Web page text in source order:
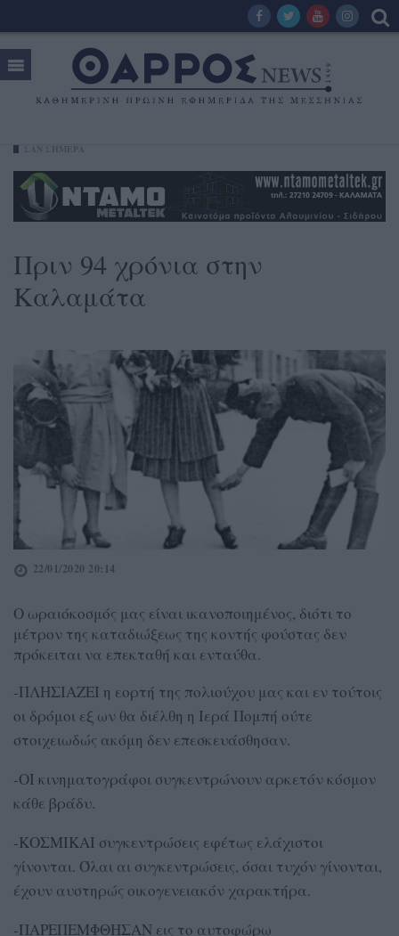
Πριν 94 χρόνια στην
Καλαμάτα
22/01/2020 20:14
Ο ωραιόκοσμός μας είναι ικανοποιημένος, διότι το
μέτρον της καταδιώξεως της κοντής φούστας δεν
πρόκειται να επεκταθή και ενταύθα.
-ΠΛΗΣΙΑΖΕΙ η εορτή της πολιούχου μας και εν τούτοις
οι δρόμοι εξ ων θα διέλθη η Ιερά Πομπή ούτε
στοιχειωδώς ακόμη δεν επεσκευάσθησαν.
-ΟΙ κινηματογράφοι συγκεντρώνουν αρκετόν κόσμον
κάθε βράδυ.
-ΚΟΣΜΙΚΑΙ συγκεντρώσεις εφέτως ελάχιστοι
γίνονται. Όλαι αι συγκεντρώσεις, όσαι τυχόν γίνονται,
έχουν αυστηρώς οικογενειακόν χαρακτήρα.
-ΠΑΡΕΠΕΜΦΘΗΣΑΝ εις το αυτοφώρω